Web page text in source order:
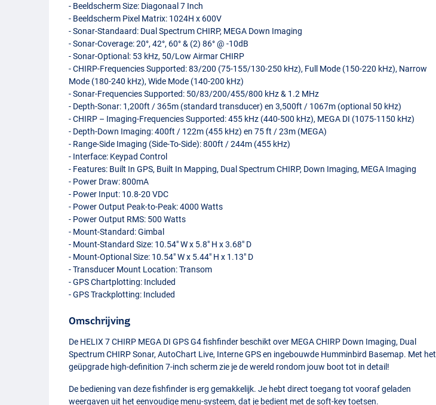
- Beeldscherm Size: Diagonaal 7 Inch
- Beeldscherm Pixel Matrix: 1024H x 600V
- Sonar-Standaard: Dual SpectrumCHIRP, MEGA Down Imaging
- Sonar-Coverage: 20°, 42°, 60° & (2) 86° @ -10dB
- Sonar-Optional: 53 kHz, 50/Low AirmarCHIRP
-CHIRP-Frequencies Supported: 83/200 (75-155/130-250 kHz), Full Mode (150-220 kHz), Narrow
Mode (180-240 kHz), Wide Mode (140-200 kHz)
- Sonar-Frequencies Supported: 50/83/200/455/800 kHz & 1.2 MHz
- Depth-Sonar: 1,200ft / 365m (standard transducer) en 3,500ft / 1067m (optional 50 kHz)
-CHIRP – Imaging-Frequencies Supported: 455 kHz (440-500 kHz), MEGA DI (1075-1150 kHz)
- Depth-Down Imaging: 400ft / 122m (455 kHz) en 75 ft / 23m (MEGA)
- Range-Side Imaging (Side-To-Side): 800ft / 244m (455 kHz)
- Interface: Keypad Control
- Features: Built InGPS, Built In Mapping, Dual SpectrumCHIRP, Down Imaging, MEGA Imaging
- Power Draw: 800mA
- Power Input: 10.8-20VDC
- Power Output Peak-to-Peak: 4000 Watts
- Power Output RMS: 500 Watts
- Mount-Standard: Gimbal
- Mount-Standard Size: 10.54" W x 5.8" H x 3.68" D
- Mount-Optional Size: 10.54" W x 5.44" H x 1.13" D
- Transducer Mount Location: Transom
-GPSChartplotting: Included
-GPSTrackplotting: Included
Omschrijving
De HELIX 7CHIRP MEGA DIGPSG4 fishfinder beschikt over MEGACHIRP Down Imaging, Dual
SpectrumCHIRPSonar, AutoChart Live, InterneGPSen ingebouwde Humminbird Basemap. Met het
geüpgrade high-definition 7-inch scherm zie je de wereld rondom jouw boot tot in detail!
De bediening van deze fishfinder is erg gemakkelijk. Je hebt direct toegang tot vooraf geladen
weergaven uit het eenvoudige menu-systeem, dat je bedient met de soft-key toetsen.